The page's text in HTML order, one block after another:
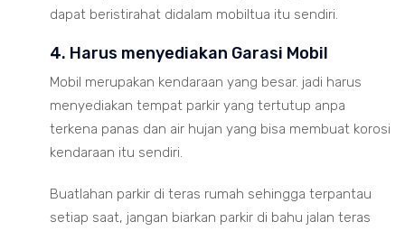
dapat beristirahat didalam mobiltua itu sendiri.
4. Harus menyediakan Garasi Mobil
Mobil merupakan kendaraan yang besar. jadi harus
menyediakan tempat parkir yang tertutup anpa
terkena panas dan air hujan yang bisa membuat korosi
kendaraan itu sendiri.
Buatlahan parkir di teras rumah sehingga terpantau
setiap saat, jangan biarkan parkir di bahu jalan teras